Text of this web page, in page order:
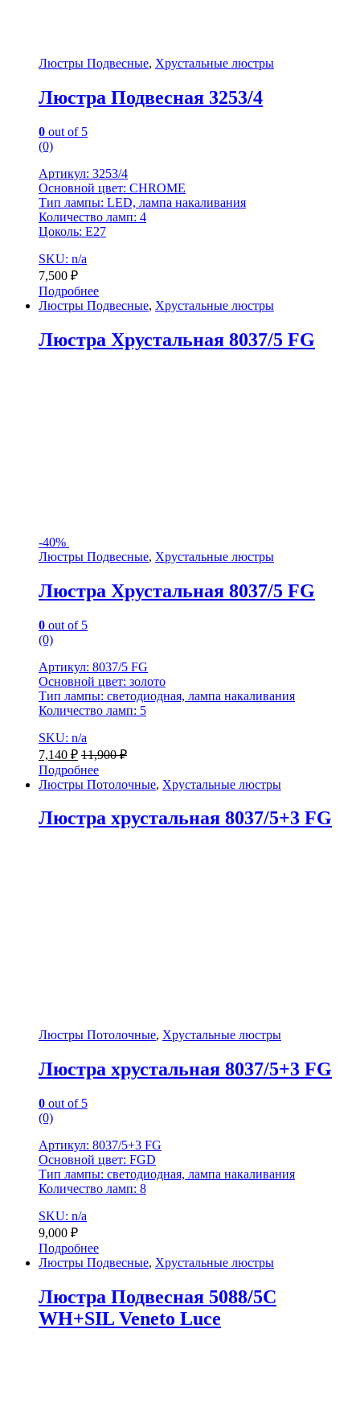
Люстры Подвесные, Хрустальные люстры
Люстра Подвесная 3253/4
0 out of 5
(0)
Артикул: 3253/4
Основной цвет: CHROME
Тип лампы: LED, лампа накаливания
Количество ламп: 4
Цоколь: Е27
SKU: n/a
7,500 ₽
Подробнее
Люстры Подвесные, Хрустальные люстры
Люстра Хрустальная 8037/5 FG
-40%
Люстры Подвесные, Хрустальные люстры
Люстра Хрустальная 8037/5 FG
0 out of 5
(0)
Артикул: 8037/5 FG
Основной цвет: золото
Тип лампы: светодиодная, лампа накаливания
Количество ламп: 5
SKU: n/a
7,140 ₽ 11,900₽
Подробнее
Люстры Потолочные, Хрустальные люстры
Люстра хрустальная 8037/5+3 FG
Люстры Потолочные, Хрустальные люстры
Люстра хрустальная 8037/5+3 FG
0 out of 5
(0)
Артикул: 8037/5+3 FG
Основной цвет: FGD
Тип лампы: светодиодная, лампа накаливания
Количество ламп: 8
SKU: n/a
9,000 ₽
Подробнее
Люстры Подвесные, Хрустальные люстры
Люстра Подвесная 5088/5C
WH+SIL Veneto Luce